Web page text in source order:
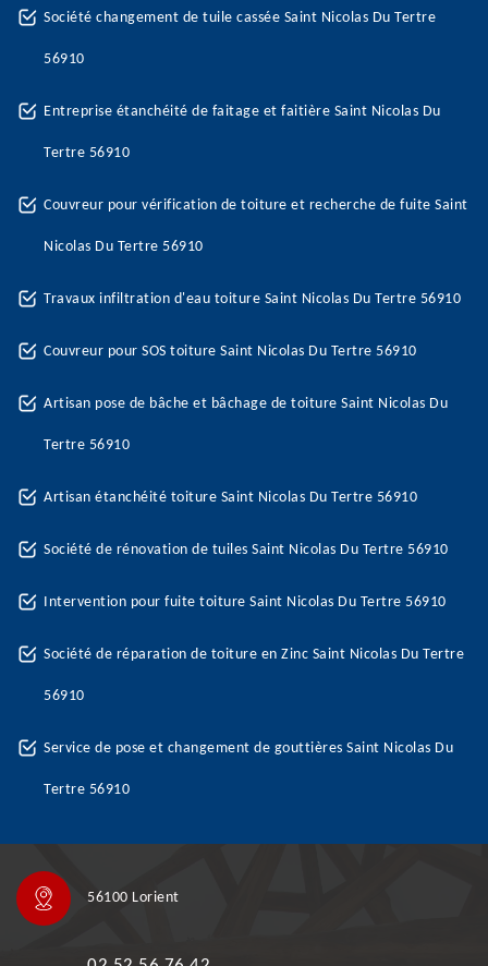
Société changement de tuile cassée Saint Nicolas Du Tertre
56910
Entreprise étanchéité de faitage et faitière Saint Nicolas Du
Tertre 56910
Couvreur pour vérification de toiture et recherche de fuite Saint
Nicolas Du Tertre 56910
Travaux infiltration d'eau toiture Saint Nicolas Du Tertre 56910
Couvreur pour SOS toiture Saint Nicolas Du Tertre 56910
Artisan pose de bâche et bâchage de toiture Saint Nicolas Du
Tertre 56910
Artisan étanchéité toiture Saint Nicolas Du Tertre 56910
Société de rénovation de tuiles Saint Nicolas Du Tertre 56910
Intervention pour fuite toiture Saint Nicolas Du Tertre 56910
Société de réparation de toiture en Zinc Saint Nicolas Du Tertre
56910
Service de pose et changement de gouttières Saint Nicolas Du
Tertre 56910
56100 Lorient